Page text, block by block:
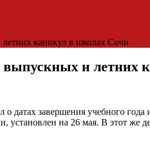
каникул в школах Сочи
выпускных и летних
завершения учебного
установлен на 26 мая. В этот